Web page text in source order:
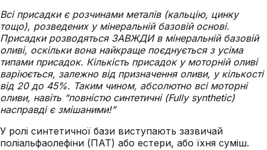
Всі присадки є розчинами металів (кальцію, цинку
тощо), розведених у мінеральній базовій основі.
Присадки розводяться ЗАВЖДИ в мінеральній базовій
оливі, оскільки вона найкраще поєднується з усіма
типами присадок. Кількість присадок у моторній оливі
варіюється, залежно від призначення оливи, у кількості
від 20 до 45%. Таким чином, абсолютно всі моторні
оливи, навіть “повністю синтетичні (Fully synthetic)
насправді є змішаними!”
У ролі синтетичної бази виступають зазвичай
поліальфаолефіни (ПАТ) або естери, або їхня суміш.